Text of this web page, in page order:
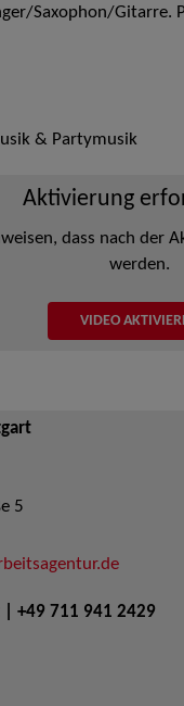
Saxophon/Gitarre.
& Partymusik
Aktivierung
dass nach der
werden.
VIDEO
5
+49 711 941 2429